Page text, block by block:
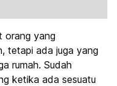
orang yang
tetapi ada juga yang
rumah. Sudah
ketika ada sesuatu